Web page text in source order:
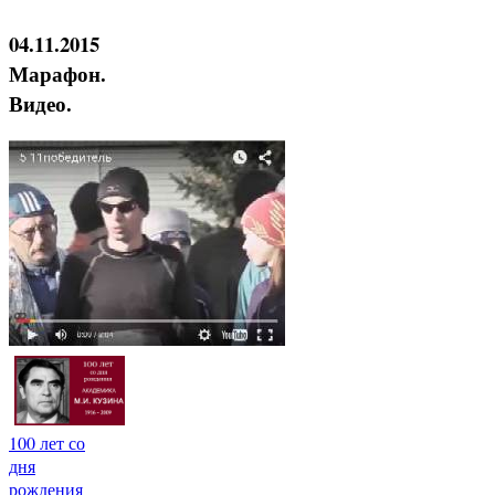
04.11.2015
Марафон.
Видео.
100 лет со
дня
рождения